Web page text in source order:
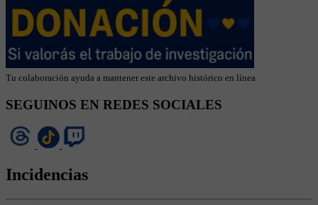
Tu colaboración ayuda a mantener este archivo histórico en línea
SEGUINOS EN REDES SOCIALES
Incidencias